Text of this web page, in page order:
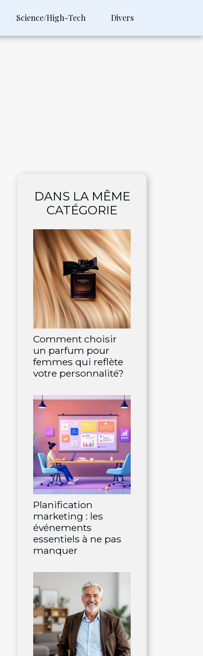
Science/High-Tech Divers
DANS LA MÊME
CATÉGORIE
Comment choisir
un parfum pour
femmes qui reflète
votre personnalité?
Planification
marketing : les
événements
essentiels à ne pas
manquer